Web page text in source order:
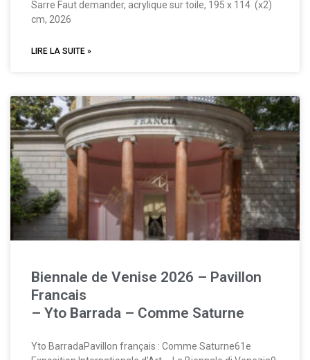
Sarre Faut demander, acrylique sur toile, 195 x 114 (x2)
cm, 2026
LIRE LA SUITE »
Biennale de Venise 2026 – Pavillon
Francais
– Yto Barrada – Comme Saturne
Yto BarradaPavillon français : Comme Saturne61e